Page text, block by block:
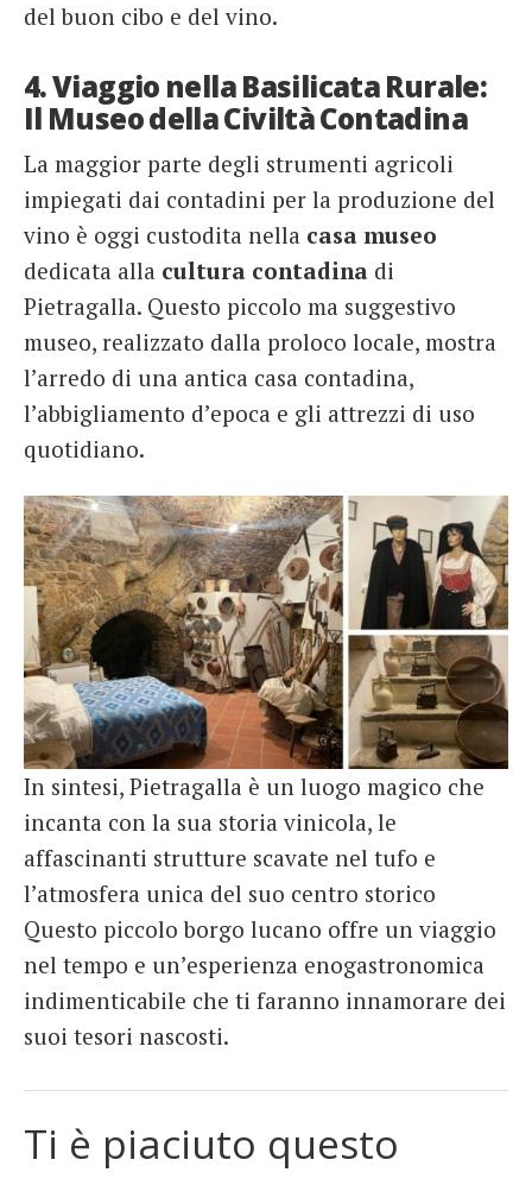
del buon cibo e del vino.
4. Viaggio nella Basilicata Rurale:
Il Museo della Civiltà Contadina
La maggior parte degli strumenti agricoli
impiegati dai contadini per la produzione del
vino è oggi custodita nella casa museo
dedicata alla cultura contadina di
Pietragalla. Questo piccolo ma suggestivo
museo, realizzato dalla proloco locale, mostra
l’arredo di una antica casa contadina,
l’abbigliamento d’epoca e gli attrezzi di uso
quotidiano.
In sintesi, Pietragalla è un luogo magico che
incanta con la sua storia vinicola, le
affascinanti strutture scavate nel tufo e
l’atmosfera unica del suo centro storico
Questo piccolo borgo lucano offre un viaggio
nel tempo e un’esperienza enogastronomica
indimenticabile che ti faranno innamorare dei
suoi tesori nascosti.
Ti è piaciuto questo